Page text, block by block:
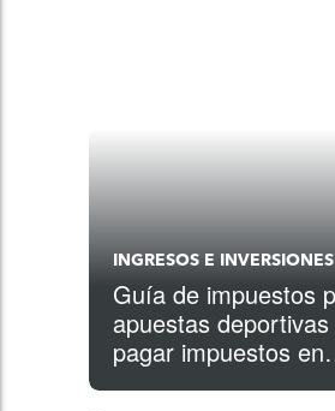
INGRESOS E INVERSIONES
Guía de impuestos
apuestas
pagar impuestos en